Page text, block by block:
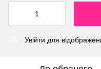
Увійти для